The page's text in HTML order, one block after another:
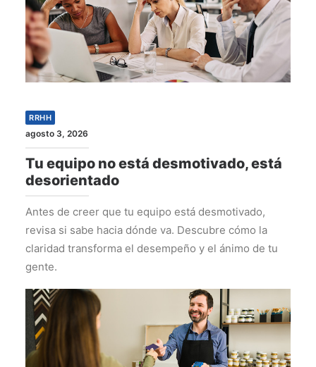
RRHH
agosto 3, 2026
Tu equipo no está desmotivado, está
desorientado
Antes de creer que tu equipo está desmotivado,
revisa si sabe hacia dónde va. Descubre cómo la
claridad transforma el desempeño y el ánimo de tu
gente.